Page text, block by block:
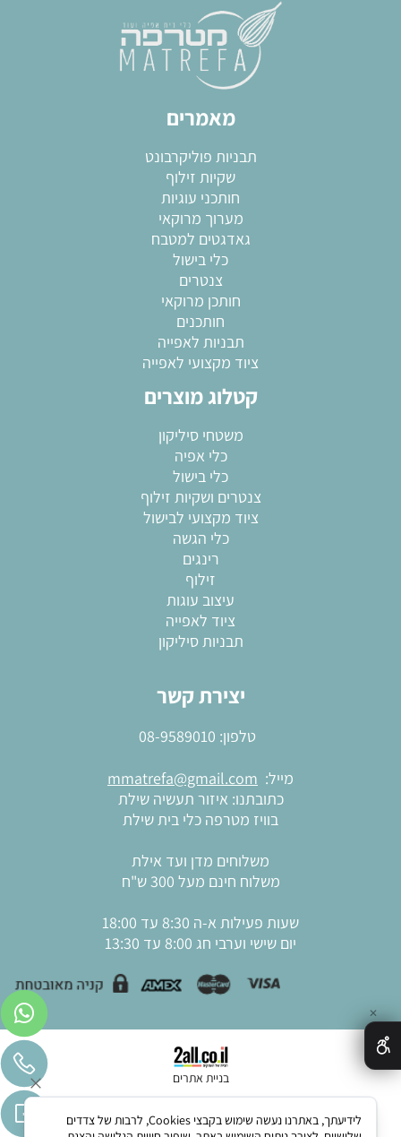
מאמרים
תבניות פוליקרבונט
שקיות זילוף
חותכני עוגיות
מערוך מרוקאי
גאדגטים למטבח
כלי בישול
צנטרים
חותכן מרוקאי
חותכנים
תבניות לאפייה
ציוד מקצועי לאפייה
קטלוג מוצרים
משטחי סיליקון
כלי אפיה
כלי בישול
צנטרים ושקיות זילוף
ציוד מקצועי לבישול
כלי הגשה
רינגים
זילוף
עיצוב עוגות
ציוד לאפייה
תבניות סיליקון
יצירת קשר
טלפון: 08-9589010
מייל: mmatrefa@gmail.com
כתובתנו: איזור תעשיה שילת
בוויז מטרפה כלי בית שילת
משלוחים מדן ועד אילת
משלוח חינם מעל 300 ש"ח
שעות פעילות א-ה 8:30 עד 18:00
יום שישי וערבי חג 8:00 עד 13:30
בניית אתרים
✕
לידיעתך, באתרנו נעשה שימוש בקבצי Cookies, לרבות של צדדים